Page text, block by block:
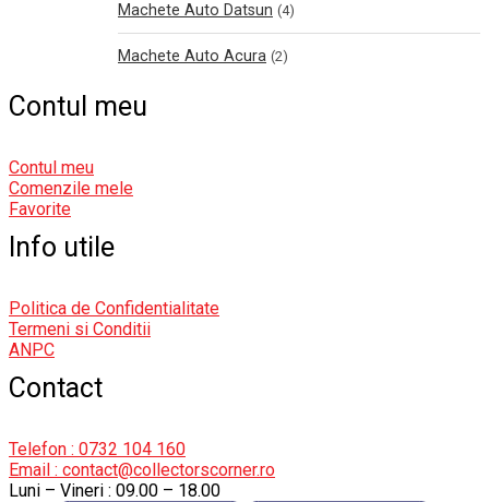
Machete Auto Datsun (4)
Machete Auto Acura (2)
Contul meu
Contul meu
Comenzile mele
Favorite
Info utile
Politica de Confidentialitate
Termeni si Conditii
ANPC
Contact
Telefon : 0732 104 160
Email : contact@collectorscorner.ro
Luni – Vineri : 09.00 – 18.00